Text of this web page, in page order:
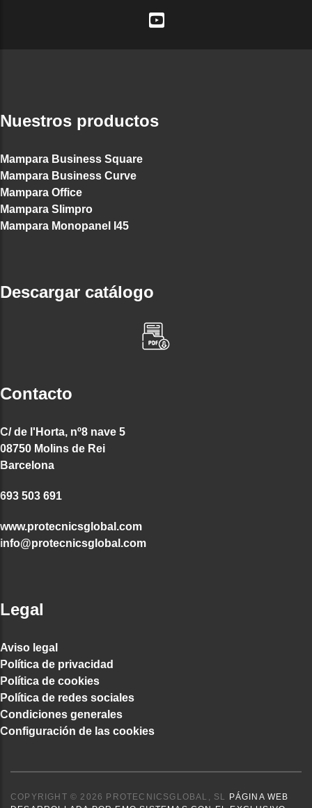
Nuestros productos
Mampara Business Square
Mampara Business Curve
Mampara Office
Mampara Slimpro
Mampara Monopanel I45
Descargar catálogo
Contacto
C/ de l'Horta, nº8 nave 5
08750 Molins de Rei
Barcelona
693 503 691
www.protecnicsglobal.com
info@protecnicsglobal.com
Legal
Aviso legal
Política de privacidad
Política de cookies
Política de redes sociales
Condiciones generales
Configuración de las cookies
COPYRIGHT © 2026 PROTECNICSGLOBAL, SL
PÁGINA WEB